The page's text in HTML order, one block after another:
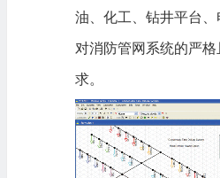
油、化工、钻井平台
对消防管网系统的严
求。